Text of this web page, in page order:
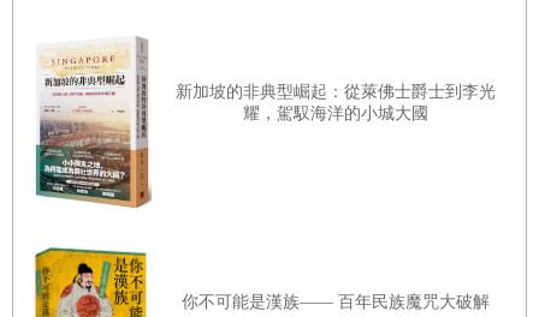
臉上的笑容非常燦爛。
「什麼？」我沒聽明白。
「你應該去橋頭堡拍攝一下，那樣才精彩。」他重複了他的
話，臉上的笑容更增添了一層神祕，「我們沒有什麼好拍
的，我們都是土包子。」其他民工一陣哄堂大笑。他們幾乎
「橋頭堡是哪裡？」我不知道他們為什麼笑得這麼開心，這
新加坡的非典型崛起：從萊佛士爵士到李光
耀，駕馭海洋的小城大國
你不可能是漢族—— 百年民族魔咒大破解